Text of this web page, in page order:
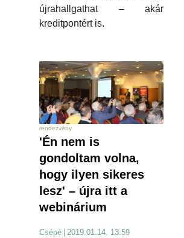
újrahallgathat – akár
kreditpontért is.
rendezvény
'Én nem is
gondoltam volna,
hogy ilyen sikeres
lesz' – újra itt a
webinárium
Csépé 2019.01.14. 13:59